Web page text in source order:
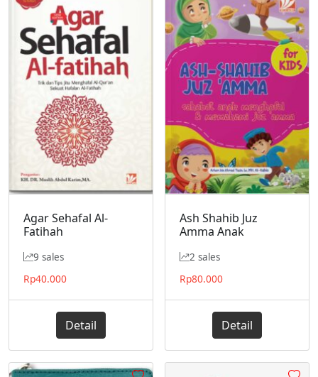
Agar Sehafal Al-
Fatihah
9 sales
Rp40.000
Detail
Ash Shahib Juz
Amma Anak
2 sales
Rp80.000
Detail